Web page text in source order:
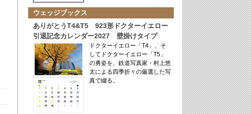
ウェッジブックス
ありがとうT4&T5 923形ドクターイエロー
引退記念カレンダー2027 壁掛けタイプ
ドクターイエロー「T4」、そ
してドクターイエロー「T5」
の勇姿を、鉄道写真家・村上悠
太による四季折々の厳選した写
真で綴る。